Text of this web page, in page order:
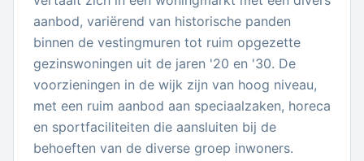
aanbod, variërend van historische panden
binnen de vestingmuren tot ruim opgezette
gezinswoningen uit de jaren '20 en '30. De
voorzieningen in de wijk zijn van hoog niveau,
met een ruim aanbod aan speciaalzaken, horeca
en sportfaciliteiten die aansluiten bij de
behoeften van de diverse groep inwoners.